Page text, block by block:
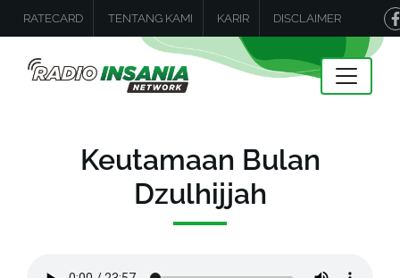
RATECARD TENTANG KAMI KARIR DISCLAIMER
Keutamaan Bulan
Dzulhijjah